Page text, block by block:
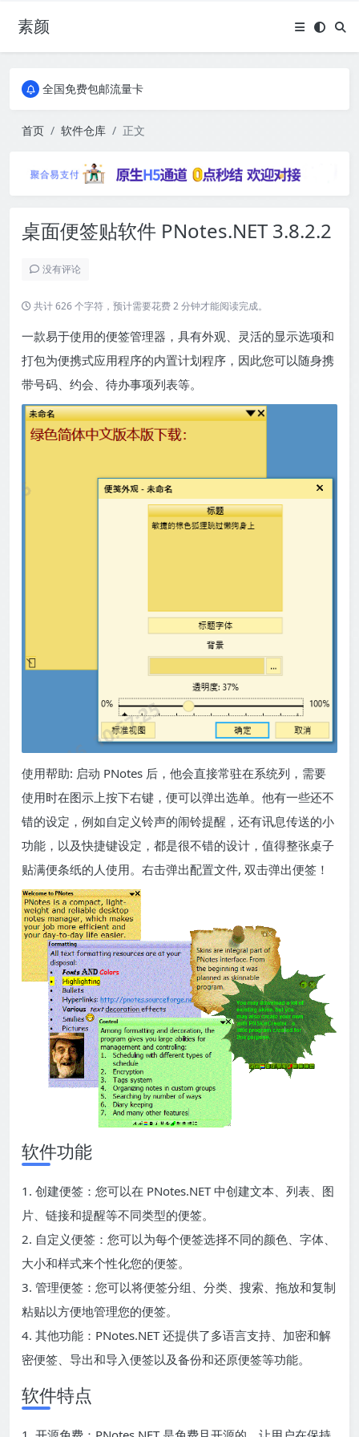
素颜
全国免费包邮流量卡
全国免费包邮流量卡
首页
软件仓库 正文
桌面便签贴软件 PNotes.NET 3.8.2.2
没有评论
共计 626 个字符，预计需要花费 2 分钟才能阅读完成。
一款易于使用的便签管理器，具有外观、灵活的显示选项和
打包为便携式应用程序的内置计划程序，因此您可以随身携
带号码、约会、待办事项列表等。
使用帮助: 启动 PNotes 后，他会直接常驻在系统列，需要
使用时在图示上按下右键，便可以弹出选单。他有一些还不
错的设定，例如自定义铃声的闹铃提醒，还有讯息传送的小
功能，以及快捷键设定，都是很不错的设计，值得整张桌子
贴满便条纸的人使用。右击弹出配置文件, 双击弹出便签！
软件功能
1. 创建便签：您可以在 PNotes.NET 中创建文本、列表、图
片、链接和提醒等不同类型的便签。
2. 自定义便签：您可以为每个便签选择不同的颜色、字体、
大小和样式来个性化您的便签。
3. 管理便签：您可以将便签分组、分类、搜索、拖放和复制
粘贴以方便地管理您的便签。
4. 其他功能：PNotes.NET 还提供了多语言支持、加密和解
密便签、导出和导入便签以及备份和还原便签等功能。
软件特点